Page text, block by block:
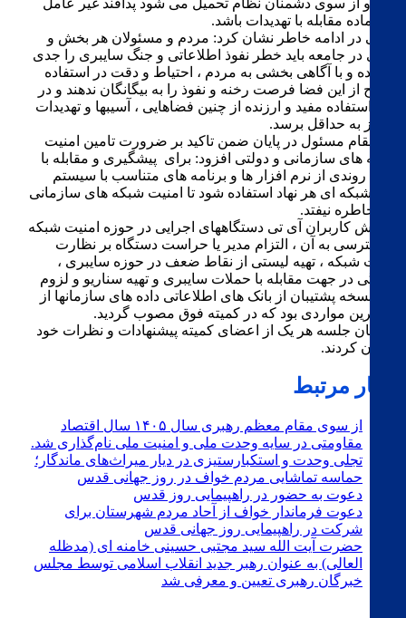
باید آماده مقابله با تهدیدات باشد.
جنگی در ادامه خاطر نشان کرد: مردم و مسئولان هر بخش و
نهادی در جامعه باید خطر نفوذ اطلاعاتی و جنگ سایبری را جدی
شمرده و با آگاهی بخشی به مردم ، احتیاط و دقت در استفاده
صحیح از این فضا فرصت رخنه و نفوذ را به بیگانگان ندهند و در
کنار استفاده مفید و ارزنده از چنین فضاهایی ، آسیبها و تهدیدات
آن نیز به حداقل برسد.
این مقام مسئول در پایان ضمن تاکید بر ضرورت تامین امنیت
شبکه های سازمانی و دولتی افزود: برای پیشگیری و مقابله با
چنین روندی از نرم افزار ها و برنامه های متناسب با سیستم
های شبکه ای هر نهاد استفاده شود تا امنیت شبکه های سازمانی
به مخاطره نیفتد.
آموزش کاربران آی تی دستگاههای اجرایی در حوزه امنیت شبکه
و دسترسی به آن ، التزام مدیر یا حراست دستگاه بر نظارت
امنیت شبکه ، تهیه لیستی از نقاط ضعف در حوزه سایبری ،
آمادگی در جهت مقابله با حملات سایبری و تهیه سناریو و لزوم
تهیه نسخه پشتیبان از بانک های اطلاعاتی داده های سازمانها از
مهمترین مواردی بود که در کمیته فوق مصوب گردید.
در پایان جلسه هر یک از اعضای کمیته پیشنهادات و نظرات خود
را بیان کردند.
اخبار مرتبط
از سوی مقام معظم رهبری سال ۱۴۰۵ سال اقتصاد
مقاومتی در سایه وحدت ملی و امنیت ملی نام‌گذاری شد.
تجلی وحدت و استکبارستیزی در دیار میراث‌های ماندگار؛
حماسه تماشایی مردم خواف در روز جهانی قدس
دعوت به حضور در راهپیمایی روز قدس
دعوت فرماندار خواف از آحاد مردم شهرستان برای
شرکت در راهپیمایی روز جهانی قدس
حضرت آیت الله سید مجتبی حسینی خامنه ای (مدظله
العالی) به عنوان رهبر جدید انقلاب اسلامی توسط مجلس
خبرگان رهبری تعیین و معرفی شد